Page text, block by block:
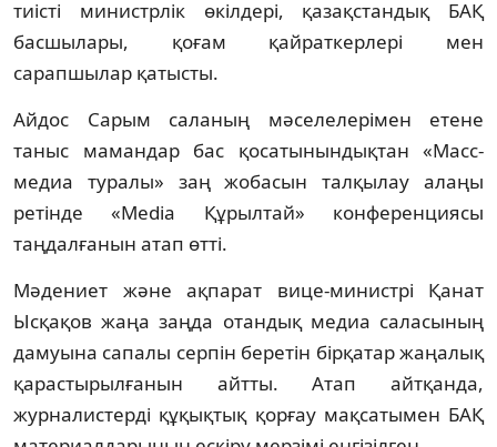
тиісті министрлік өкілдері, қазақстандық БАҚ
басшылары, қоғам қайраткерлері мен
сарапшылар қатысты.
Айдос Сарым саланың мәселелерімен етене
таныс мамандар бас қосатынындықтан «Масс-
медиа туралы» заң жобасын талқылау алаңы
ретінде «Media Құрылтай» конференциясы
таңдалғанын атап өтті.
Мәдениет және ақпарат вице-министрі Қанат
Ысқақов жаңа заңда отандық медиа саласының
дамуына сапалы серпін беретін бірқатар жаңалық
қарастырылғанын айтты. Атап айтқанда,
журналистерді құқықтық қорғау мақсатымен БАҚ